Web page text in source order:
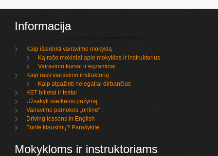
Informacija
Kaip išsirinkti vairavimo mokyklą
Ką rašo mokiniai apie mokyklas ir instruktorius
Vairavimo kursai ir egzaminai
Kaip rasti vairavimo instruktorių
Kaip atpažinti nelegaliai dirbančius
KET bilietai ir testai
Užsakyti sveikatos pažymą
Vairavimo pamokos „online“
Driving lessons in English
Turite klausimų? Parašykite
Mokykloms ir instruktoriams